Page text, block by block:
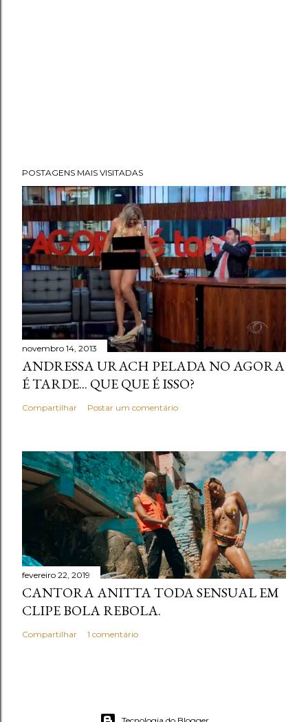
POSTAGENS MAIS VISITADAS
novembro 14, 2013
ANDRESSA URACH PELADA NO AGORA
É TARDE... QUE QUE É ISSO?
Compartilhar Postar um comentário
fevereiro 22, 2019
CANTORA ANITTA TODA SENSUAL EM
CLIPE BOLA REBOLA.
Compartilhar 1 comentário